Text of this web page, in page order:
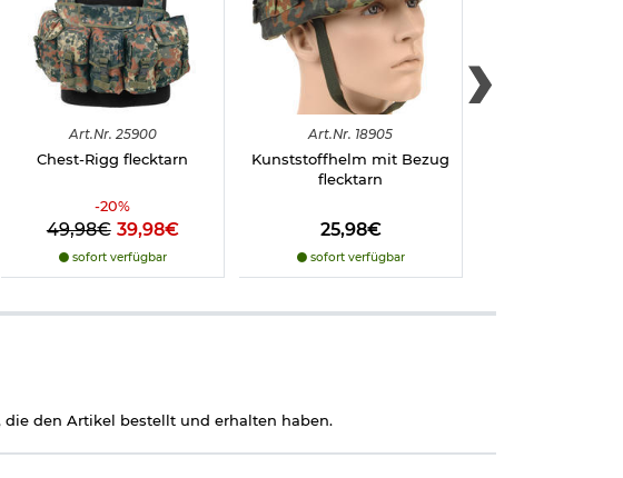
Art.Nr. 25900
Chest-Rigg flecktarn
-20%
49,98€ 39,98€
sofort verfügbar
Art.Nr. 18905
Kunststoffhelm mit Bezug
flecktarn
25,98€
sofort verfügbar
den Artikel bestellt und erhalten haben.